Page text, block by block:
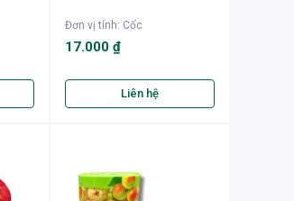
Đơn vị tính: Cốc
17.000 ₫
Liên hệ